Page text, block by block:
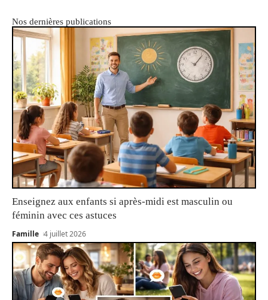
Nos dernières publications
Enseignez aux enfants si après-midi est masculin ou
féminin avec ces astuces
Famille 4 juillet 2026